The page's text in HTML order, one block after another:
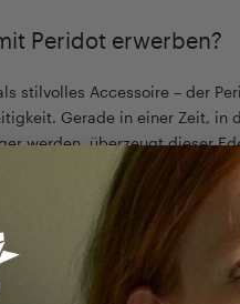
Peridot erwerben?
stilvolles Accessoire – der
Gerade in einer Zeit,
werden, überzeugt dieser
hier, warum sich ein